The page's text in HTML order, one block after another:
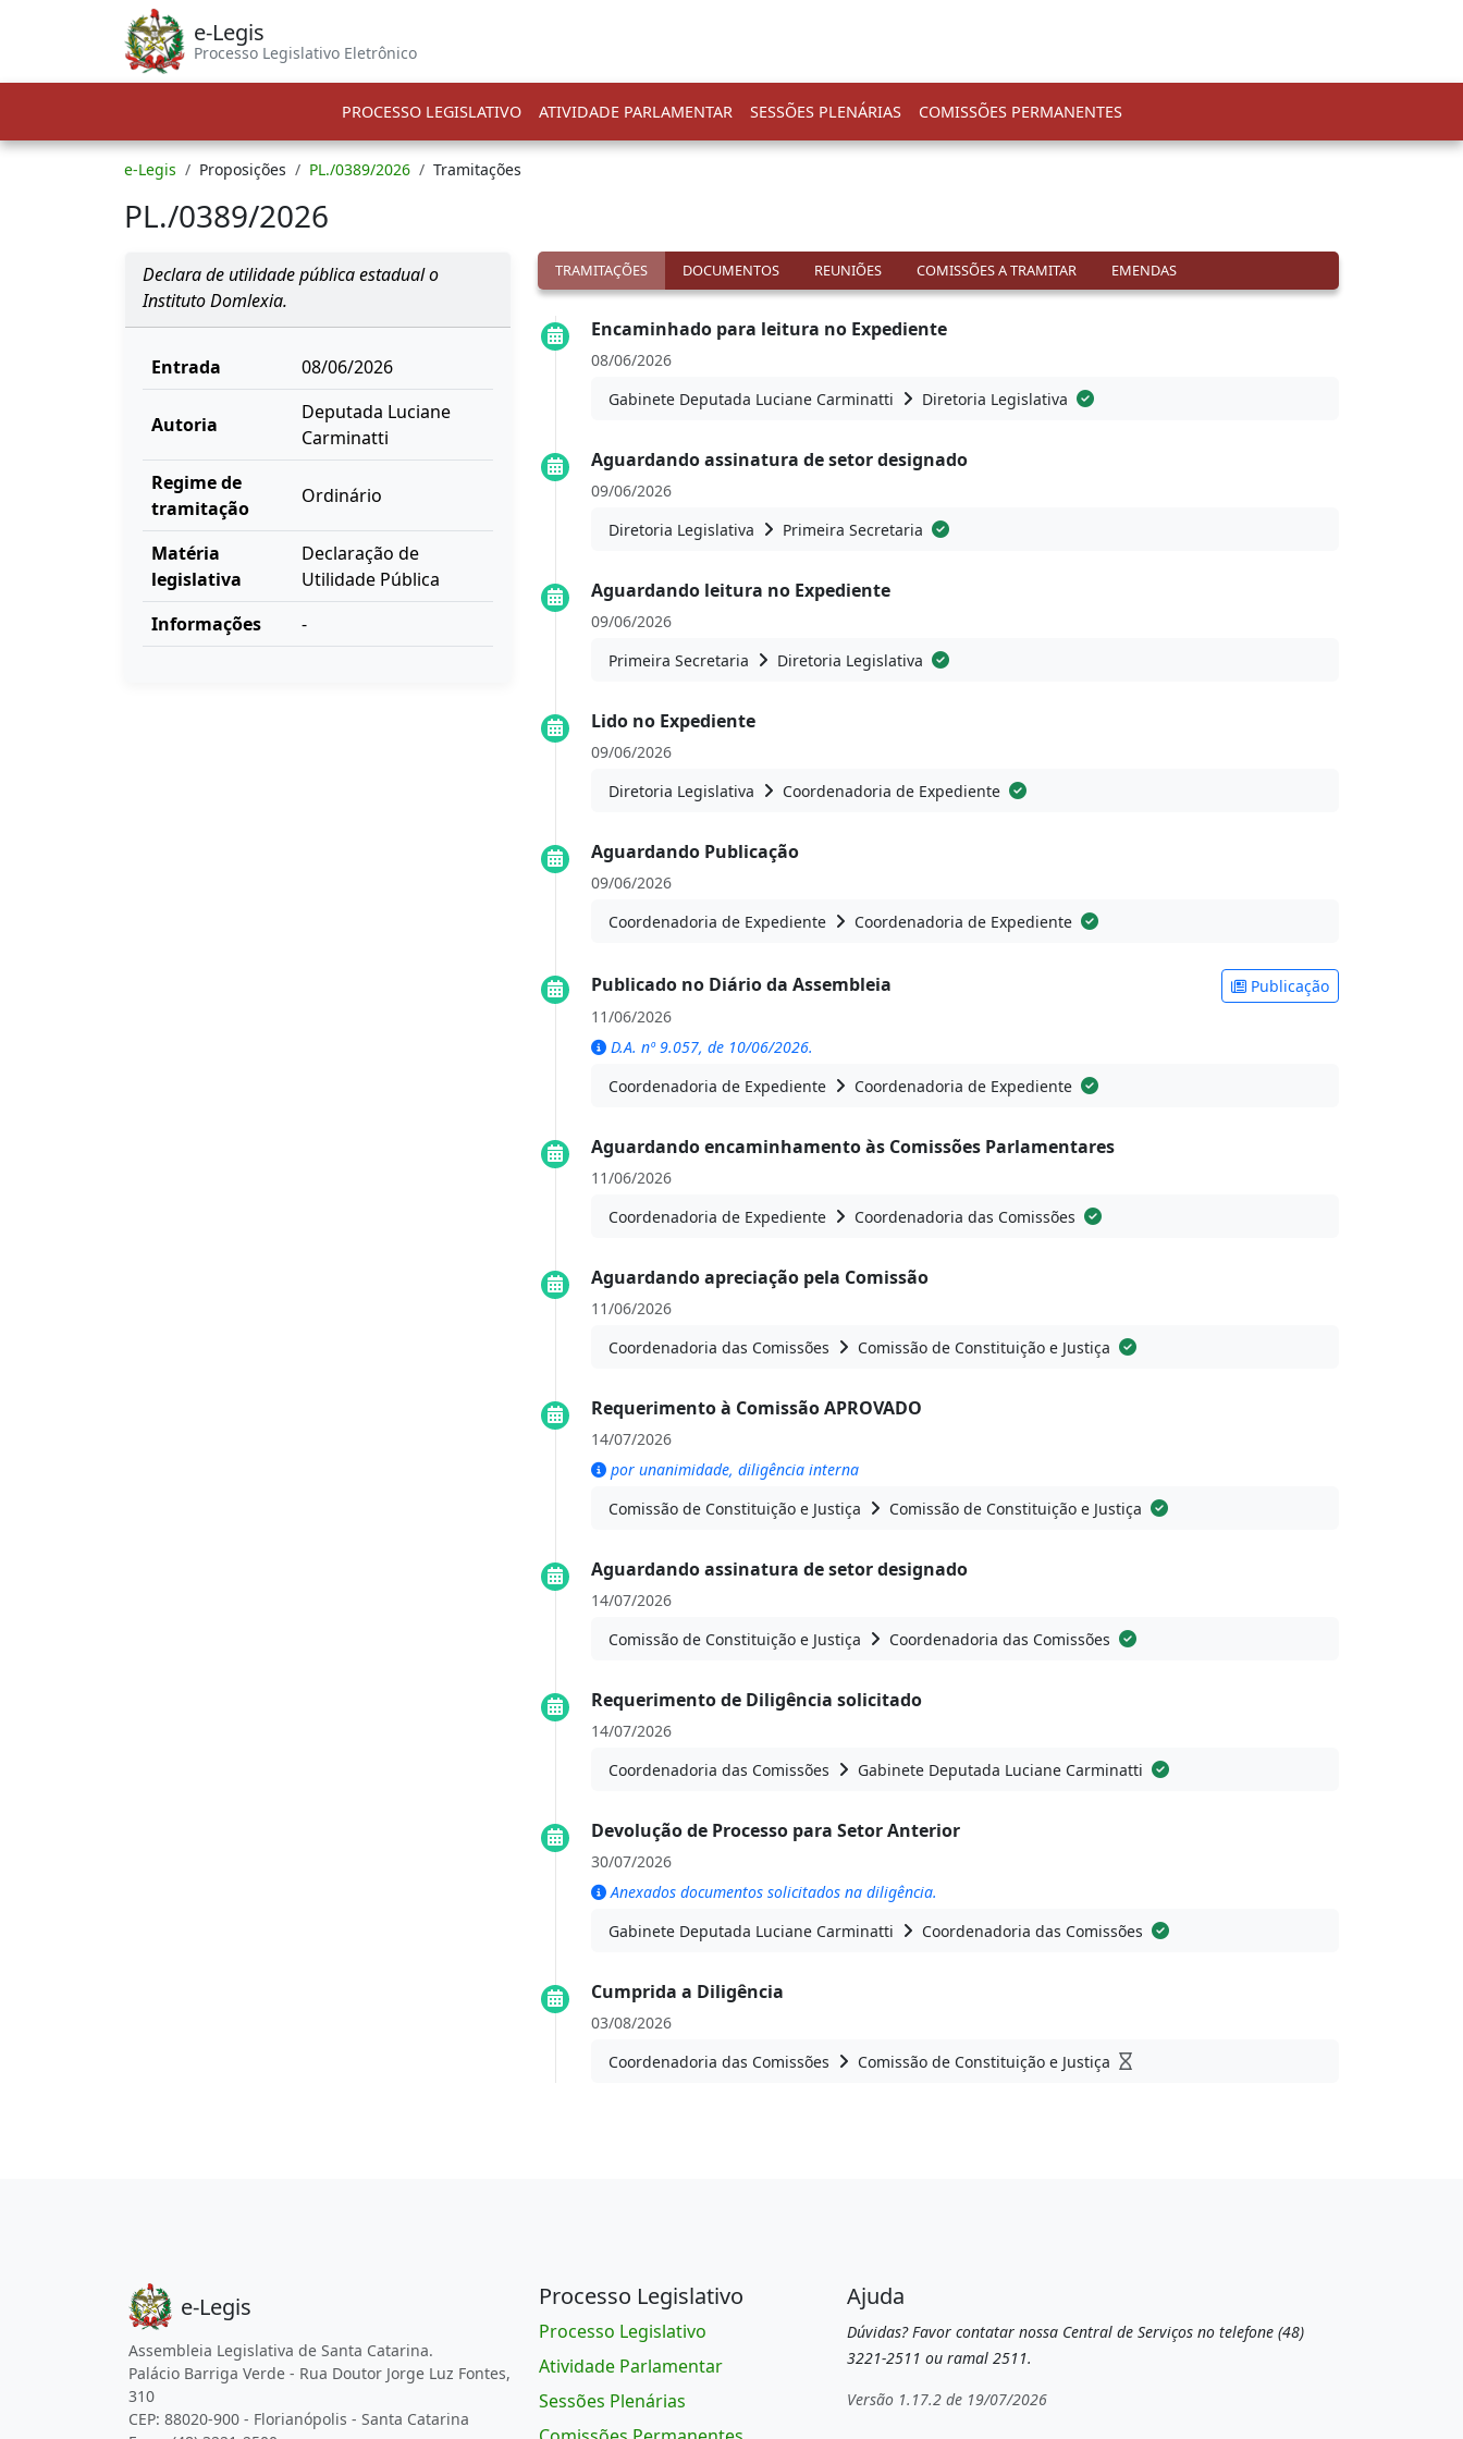
e-Legis
Processo Legislativo Eletrônico
PROCESSO LEGISLATIVO ATIVIDADE PARLAMENTAR SESSÕES PLENÁRIAS COMISSÕES PERMANENTES
e-Legis Proposições PL./0389/2026 Tramitações
PL./0389/2026
Declara de utilidade pública estadual o
Instituto Domlexia.
Entrada 08/06/2026
Autoria
Deputada Luciane
Carminatti
Regime de
tramitação
Ordinário
Matéria
legislativa
Declaração de
Utilidade Pública
Informações
-
TRAMITAÇÕES DOCUMENTOS REUNIÕES COMISSÕES A TRAMITAR EMENDAS
Encaminhado para leitura no Expediente
08/06/2026
Gabinete Deputada Luciane Carminatti
Diretoria Legislativa
Aguardando assinatura de setor designado
09/06/2026
Diretoria Legislativa
Primeira Secretaria
Aguardando leitura no Expediente
09/06/2026
Primeira Secretaria
Diretoria Legislativa
Lido no Expediente
09/06/2026
Diretoria Legislativa
Coordenadoria de Expediente
Aguardando Publicação
09/06/2026
Coordenadoria de Expediente
Coordenadoria de Expediente
Publicado no Diário da Assembleia
Publicação
11/06/2026
D.A. nº 9.057, de 10/06/2026.
Coordenadoria de Expediente
Coordenadoria de Expediente
Aguardando encaminhamento às Comissões Parlamentares
11/06/2026
Coordenadoria de Expediente
Coordenadoria das Comissões
Aguardando apreciação pela Comissão
11/06/2026
Coordenadoria das Comissões
Comissão de Constituição e Justiça
Requerimento à Comissão APROVADO
14/07/2026
por unanimidade, diligência interna
Comissão de Constituição e Justiça
Comissão de Constituição e Justiça
Aguardando assinatura de setor designado
14/07/2026
Comissão de Constituição e Justiça
Coordenadoria das Comissões
Requerimento de Diligência solicitado
14/07/2026
Coordenadoria das Comissões
Gabinete Deputada Luciane Carminatti
Devolução de Processo para Setor Anterior
30/07/2026
Anexados documentos solicitados na diligência.
Gabinete Deputada Luciane Carminatti
Coordenadoria das Comissões
Cumprida a Diligência
03/08/2026
Coordenadoria das Comissões
Comissão de Constituição e Justiça
e-Legis
Assembleia Legislativa de Santa Catarina.
Palácio Barriga Verde - Rua Doutor Jorge Luz Fontes,
310
CEP: 88020-900 - Florianópolis - Santa Catarina
Processo Legislativo
Processo Legislativo
Atividade Parlamentar
Sessões Plenárias
Ajuda
Dúvidas? Favor contatar nossa Central de Serviços no telefone (48)
3221-2511 ou ramal 2511.
Versão 1.17.2 de 19/07/2026